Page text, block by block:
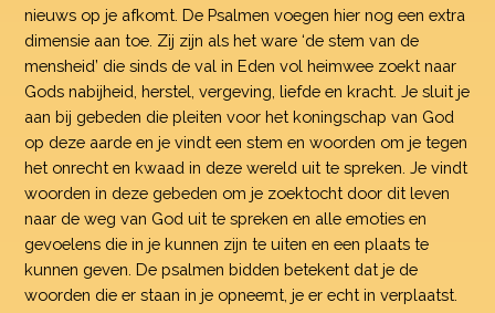
nieuws op je afkomt. De Psalmen voegen hier nog een extra
dimensie aan toe. Zij zijn als het ware ‘de stem van de
mensheid’ die sinds de val in Eden vol heimwee zoekt naar
Gods nabijheid, herstel, vergeving, liefde en kracht. Je sluit je
aan bij gebeden die pleiten voor het koningschap van God
op deze aarde en je vindt een stem en woorden om je tegen
het onrecht en kwaad in deze wereld uit te spreken. Je vindt
woorden in deze gebeden om je zoektocht door dit leven
naar de weg van God uit te spreken en alle emoties en
gevoelens die in je kunnen zijn te uiten en een plaats te
kunnen geven. De psalmen bidden betekent dat je de
woorden die er staan in je opneemt, je er echt in verplaatst.